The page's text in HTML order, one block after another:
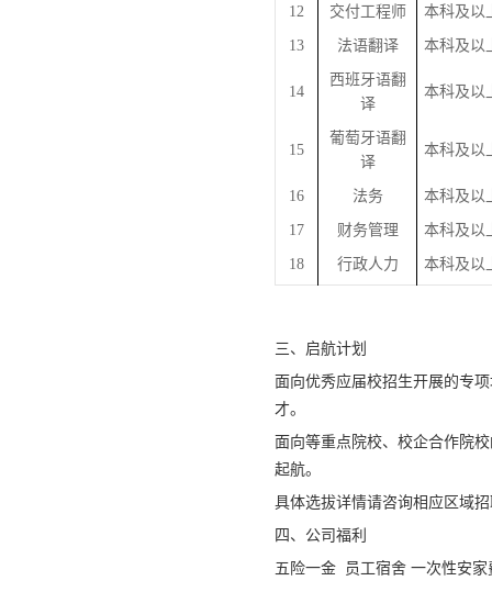
12 交付工程师 本科及以
13 法语翻译 本科及以
14
西班牙语翻
译
本科及以
15
葡萄牙语翻
译
本科及以
16 法务 本科及以
17 财务管理 本科及以
18 行政人力 本科及以
三、启航计划
面向优秀应届校招生开展的专
才。
面向等重点院校、校企合作院
起航。
具体选拔详情请咨询相应区域
四、公司福利
五险一金 员工宿舍 一次性安